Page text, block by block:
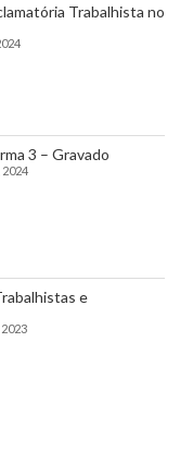
Trabalhista no
3 – Gravado
2024
e